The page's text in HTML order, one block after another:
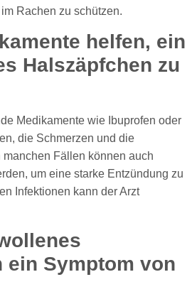
Rachen zu schützen.
helfen, ein
Halszäpfchen zu
Medikamente wie Ibuprofen oder
die Schmerzen und die
Fällen können auch
um eine starke Entzündung zu
Infektionen kann der Arzt
ein Symptom von